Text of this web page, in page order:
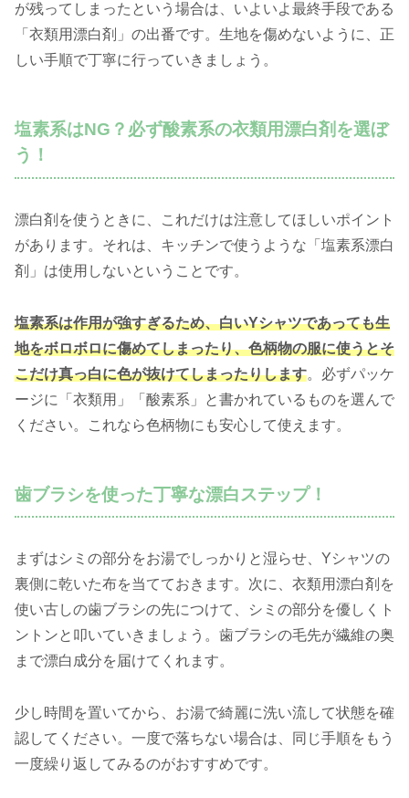
が残ってしまったという場合は、いよいよ最終手段である
「衣類用漂白剤」の出番です。生地を傷めないように、正
しい手順で丁寧に行っていきましょう。
塩素系はNG？必ず酸素系の衣類用漂白剤を選ぼ
う！
漂白剤を使うときに、これだけは注意してほしいポイント
があります。それは、キッチンで使うような「塩素系漂白
剤」は使用しないということです。
塩素系は作用が強すぎるため、白いYシャツであっても生
地をボロボロに傷めてしまったり、色柄物の服に使うとそ
こだけ真っ白に色が抜けてしまったりします。必ずパッケ
ージに「衣類用」「酸素系」と書かれているものを選んで
ください。これなら色柄物にも安心して使えます。
歯ブラシを使った丁寧な漂白ステップ！
まずはシミの部分をお湯でしっかりと湿らせ、Yシャツの
裏側に乾いた布を当てておきます。次に、衣類用漂白剤を
使い古しの歯ブラシの先につけて、シミの部分を優しくト
ントンと叩いていきましょう。歯ブラシの毛先が繊維の奥
まで漂白成分を届けてくれます。
少し時間を置いてから、お湯で綺麗に洗い流して状態を確
認してください。一度で落ちない場合は、同じ手順をもう
一度繰り返してみるのがおすすめです。